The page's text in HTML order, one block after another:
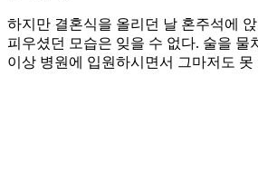
하지만 결혼식을 올리던 날 혼주석에
피우셨던 모습은 잊을 수 없다. 술을 물
이상 병원에 입원하시면서 그마저도